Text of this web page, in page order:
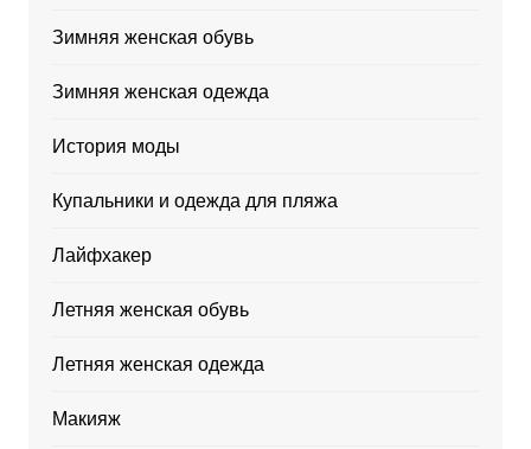
Зимняя женская обувь
Зимняя женская одежда
История моды
Купальники и одежда для пляжа
Лайфхакер
Летняя женская обувь
Летняя женская одежда
Макияж